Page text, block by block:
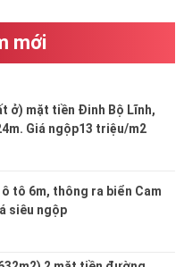
mới
ở) mặt tiền Đinh Bộ Lĩnh,
Giá ngộp13 triệu/m2
tô 6m, thông ra biển Cam
siêu ngộp